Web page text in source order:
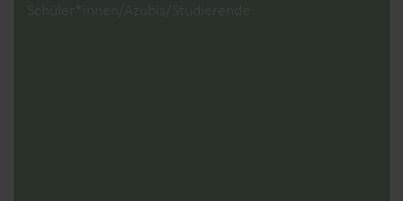
Schüler*innen/Azubis/Studierende